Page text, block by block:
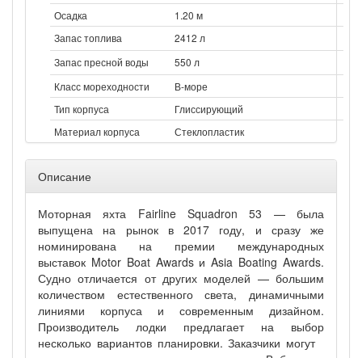
Осадка
1.20 м
Запас топлива
2412 л
Запас пресной воды
550 л
Класс мореходности
В-море
Тип корпуса
Глиссирующий
Материал корпуса
Стеклопластик
Описание
Моторная яхта Fairline Squadron 53 — была
выпущена на рынок в 2017 году, и сразу же
номинирована на премии международных
выставок Motor Boat Awards и Asia Boating Awards.
Судно отличается от других моделей — большим
количеством естественного света, динамичными
линиями корпуса и современным дизайном.
Производитель лодки предлагает на выбор
несколько вариантов планировки. Заказчики могут